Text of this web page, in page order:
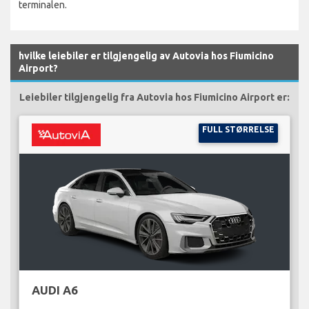
terminalen.
hvilke leiebiler er tilgjengelig av Autovia hos Fiumicino
Airport?
Leiebiler tilgjengelig fra Autovia hos Fiumicino Airport er:
FULL STØRRELSE
AUDI A6